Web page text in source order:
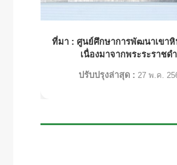
ที่มา : ศูนย์ศึกษาการพัฒนาเขา
เนื่องมาจากพระระราชด
ปรับปรุงล่าสุด : 27 พ.ค.